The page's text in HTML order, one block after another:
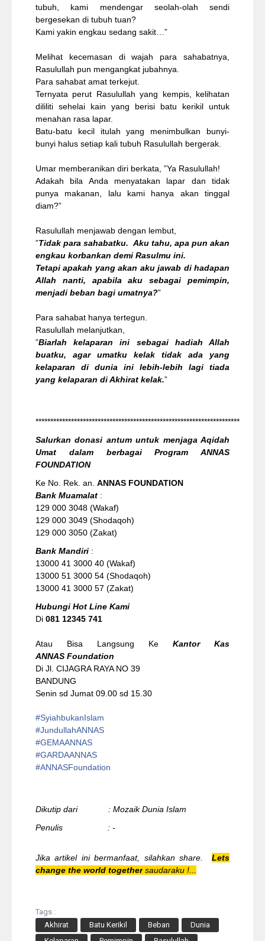
tubuh, kami mendengar seolah-olah sendi
bergesekan di tubuh tuan?
Kami yakin engkau sedang sakit…”
Melihat kecemasan di wajah para sahabatnya,
Rasulullah pun mengangkat jubahnya.
Para sahabat amat terkejut.
Ternyata perut Rasulullah yang kempis, kelihatan
dililiti sehelai kain yang berisi batu kerikil untuk
menahan rasa lapar.
Batu-batu kecil itulah yang menimbulkan bunyi-
bunyi halus setiap kali tubuh Rasulullah bergerak.
Umar memberanikan diri berkata, ”Ya Rasulullah!
Adakah bila Anda menyatakan lapar dan tidak
punya makanan, lalu kami hanya akan tinggal
diam?”
Rasulullah menjawab dengan lembut,
”Tidak para sahabatku. Aku tahu, apa pun akan
engkau korbankan demi Rasulmu ini.
Tetapi apakah yang akan aku jawab di hadapan
Allah nanti, apabila aku sebagai pemimpin,
menjadi beban bagi umatnya?”
Para sahabat hanya tertegun.
Rasulullah melanjutkan,
”Biarlah kelaparan ini sebagai hadiah Allah
buatku, agar umatku kelak tidak ada yang
kelaparan di dunia ini lebih-lebih lagi tiada
yang kelaparan di Akhirat kelak.”
*********************************************************************
Salurkan donasi antum untuk menjaga Aqidah
Umat dalam berbagai Program ANNAS
FOUNDATION
Ke No. Rek. an. ANNAS FOUNDATION
Bank Muamalat :
129 000 3048 (Wakaf)
129 000 3049 (Shodaqoh)
129 000 3050 (Zakat)
Bank Mandiri :
13000 41 3000 40 (Wakaf)
13000 51 3000 54 (Shodaqoh)
13000 41 3000 57 (Zakat)
Hubungi Hot Line Kami
Di 081 12345 741
Atau Bisa Langsung Ke Kantor Kas
ANNAS Foundation
Di Jl. CIJAGRA RAYA NO 39
BANDUNG
Senin sd Jumat 09.00 sd 15.30
#SyiahbukanIslam
#JundullahANNAS
#GEMAANNAS
#GARDAANNAS
#ANNASFoundation
Dikutip dari : Mozaik Dunia Islam
Penulis : -
Jika artikel ini bermanfaat, silahkan share. Lets
change the world together saudaraku !...
Tags :
Akhirat
Batu Kerikil Beban
Dunia